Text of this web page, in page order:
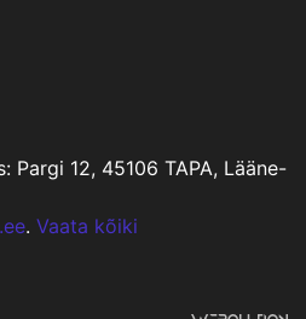
Pargi 12, 45106 TAPA, Lääne-
. Vaata kõiki